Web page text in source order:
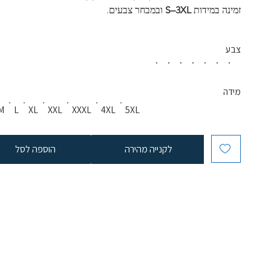
זמינה במידות S–3XL ובמבחר צבעים.
צבע
L XL XXL XXXL 4XL 5XL
מידה
הוספה לסל לקנייה מהירה